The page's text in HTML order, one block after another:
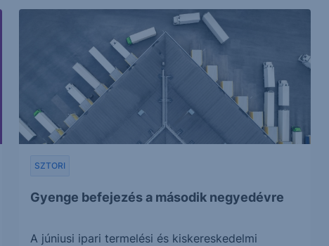
Gyenge befejezés a második negyedévre
SZTORI
A júniusi ipari termelési és kiskereskedelmi